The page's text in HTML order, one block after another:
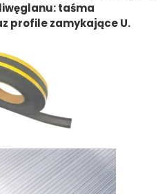
taśma
profile zamykające U.